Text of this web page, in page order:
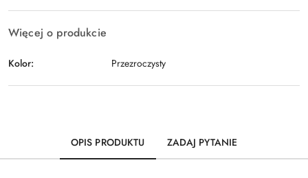
dostawa
Więcej o produkcie
Kolor: Przezroczysty
OPIS PRODUKTU ZADAJ PYTANIE